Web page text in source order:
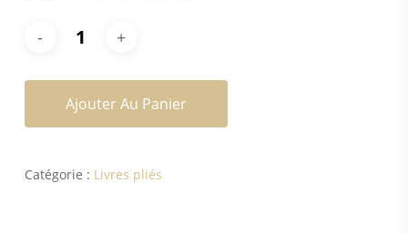
Ajouter Au Panier
Catégorie : Livres pliés